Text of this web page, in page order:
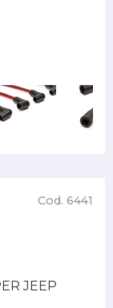
Cod. 6441
JEEP